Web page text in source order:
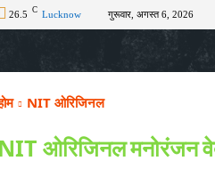
26.5 C Lucknow गुरूवार, अगस्त 6, 2026
अपराध चुनाव
NIT ओरिजिनल
NIT ओरिजिनलमनोरंजन